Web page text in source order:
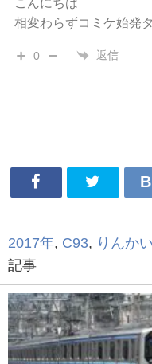
相変わらずコミケ始発
0 返信
2017年, C93, りんか
記事